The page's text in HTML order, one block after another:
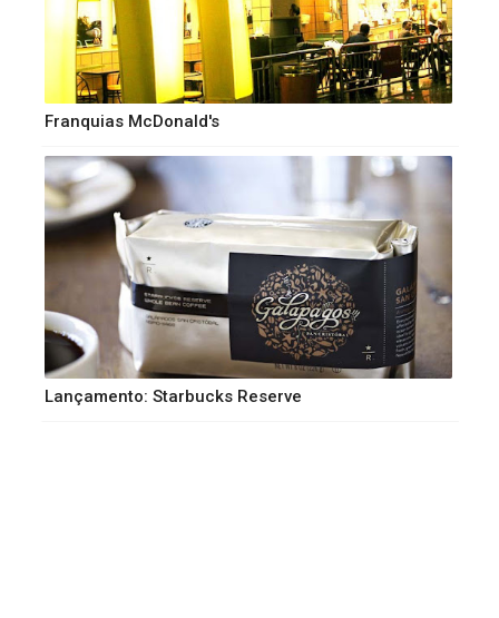
Franquias McDonald's
Lançamento: Starbucks Reserve